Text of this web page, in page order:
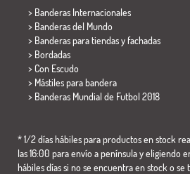
> Banderas Internacionales
> Banderas del Mundo
> Banderas para tiendas y fachadas
> Bordadas
> Con Escudo
> Mástiles para bandera
> Banderas Mundial de Futbol 2018
* 1/2 días hábiles para productos en stock
las 16:00 para envío a península y eligiendo
hábiles días si no se encuentra en stock o